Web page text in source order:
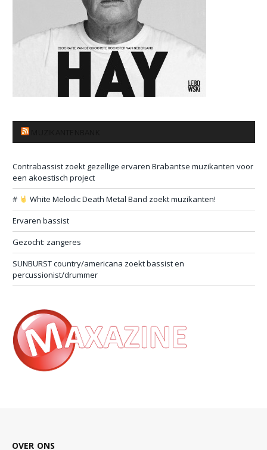
Contrabassist zoekt gezellige ervaren Brabantse muzikanten voor
een akoestisch project
#
White Melodic Death Metal Band zoekt muzikanten!
Ervaren bassist
Gezocht: zangeres
SUNBURST country/americana zoekt bassist en
percussionist/drummer
OVER ONS